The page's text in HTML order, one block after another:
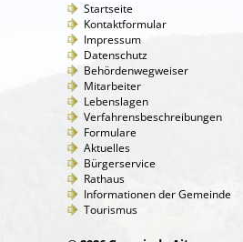
Startseite
Kontaktformular
Impressum
Datenschutz
Behördenwegweiser
Mitarbeiter
Lebenslagen
Verfahrensbeschreibungen
Formulare
Aktuelles
Bürgerservice
Rathaus
Informationen der Gemeinde
Tourismus